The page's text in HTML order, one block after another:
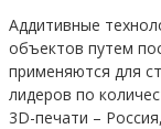
Аддитивные
объектов путем
применяются для
лидеров по
3D-печати –